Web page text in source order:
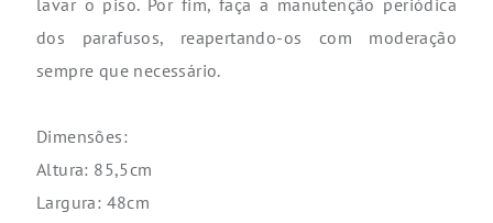
lavar o piso. Por fim, faça a manutenção periódica
dos parafusos, reapertando-os com moderação
sempre que necessário.
Dimensões:
Altura: 85,5cm
Largura: 48cm